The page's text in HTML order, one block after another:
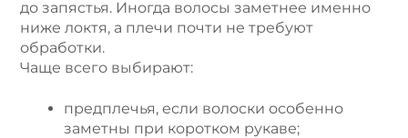
до запястья. Иногда волосы заметнее именно
ниже локтя, а плечи почти не требуют
обработки.
Чаще всего выбирают:
предплечья, если волоски особенно
заметны при коротком рукаве;